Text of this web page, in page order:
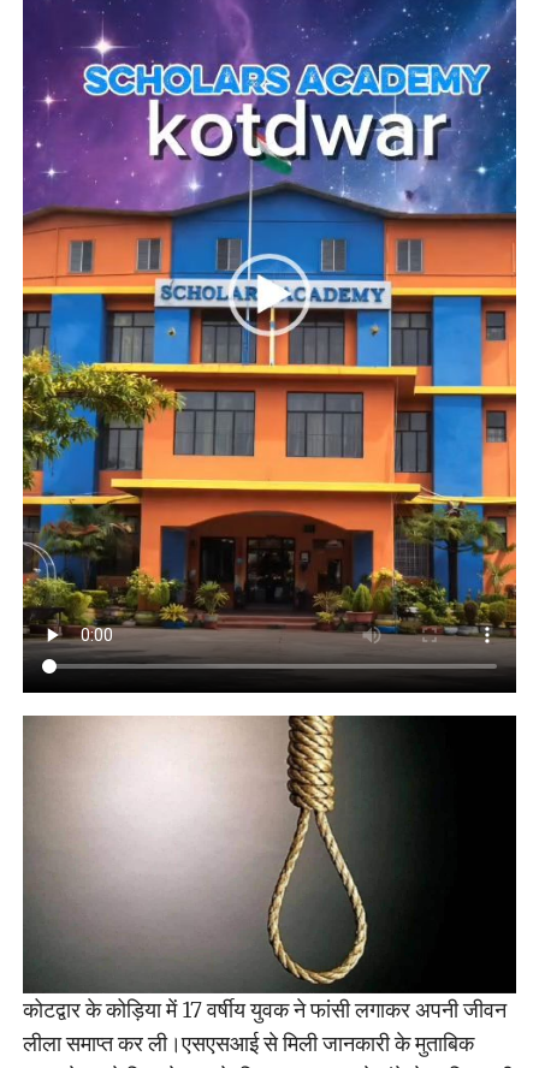
कोटद्वार के कोड़िया में 17 वर्षीय युवक ने फांसी लगाकर अपनी जीवन
लीला समाप्त कर ली।एसएसआई से मिली जानकारी के मुताबिक